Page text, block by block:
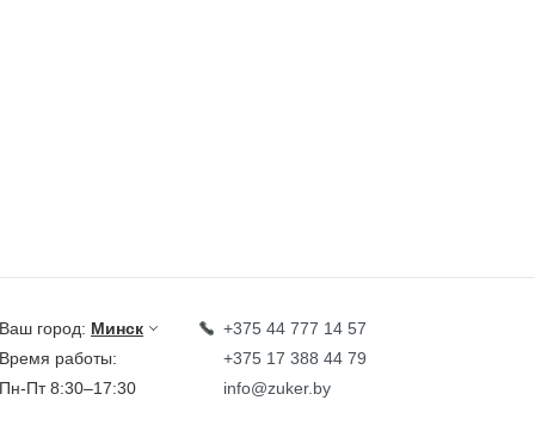
Ваш город: Минск
Время работы:
Пн-Пт 8:30–17:30
+375 44 777 14 57
+375 17 388 44 79
info@zuker.by